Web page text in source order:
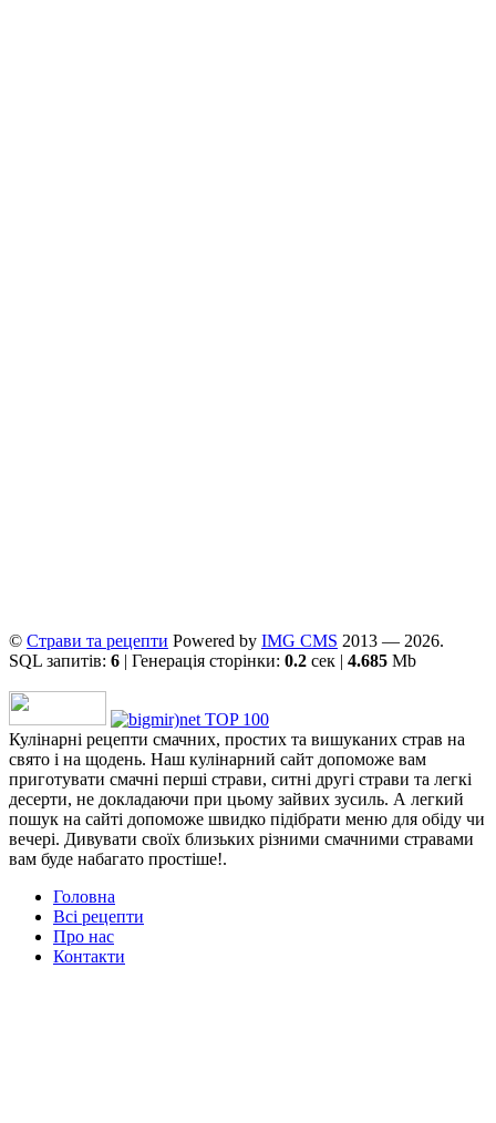
© Страви та рецепти Powered by ІMG CMS 2013 — 2026.
SQL запитів: 6 | Генерація сторінки: 0.2 сек | 4.685 Mb
Кулінарні рецепти смачних, простих та вишуканих страв на
свято і на щодень. Наш кулінарний сайт допоможе вам
приготувати смачні перші страви, ситні другі страви та легкі
десерти, не докладаючи при цьому зайвих зусиль. А легкий
пошук на сайті допоможе швидко підібрати меню для обіду чи
вечері. Дивувати своїх близьких різними смачними стравами
вам буде набагато простіше!.
Головна
Всі рецепти
Про нас
Контакти